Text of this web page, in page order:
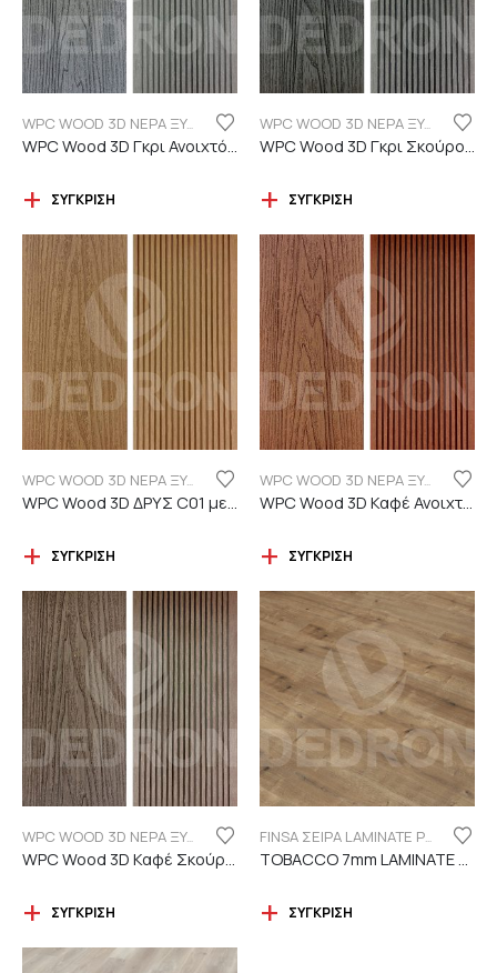
WPC WOOD 3D ΝΕΡΑ ΞΥΛΟΥ
ΣΎΓΚΡΙΣΗ
WPC WOOD 3D ΝΕΡΑ ΞΥΛΟΥ
ΣΎΓΚΡΙΣΗ
WPC WOOD 3D ΝΕΡΑ ΞΥΛΟΥ
ΣΎΓΚΡΙΣΗ
WPC WOOD 3D ΝΕΡΑ ΞΥΛΟΥ
ΣΎΓΚΡΙΣΗ
WPC WOOD 3D ΝΕΡΑ ΞΥΛΟΥ
ΣΎΓΚΡΙΣΗ
FINSA ΣΕΙΡΑ LAMINATE PUREFLOOR 7MM
ΣΎΓΚΡΙΣΗ